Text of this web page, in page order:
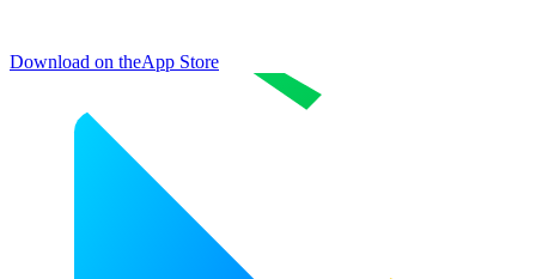
Download on theApp Store